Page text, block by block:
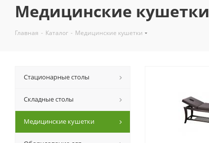
Медицинские кушетки
Главная - Каталог - Медицинские кушетки
Стационарные столы
Складные столы
Медицинские кушетки